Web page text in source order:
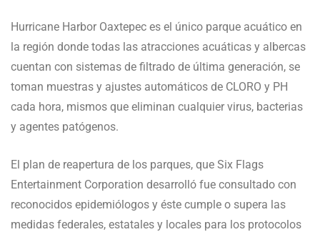
Hurricane Harbor Oaxtepec es el único parque acuático en
la región donde todas las atracciones acuáticas y albercas
cuentan con sistemas de filtrado de última generación, se
toman muestras y ajustes automáticos de CLORO y PH
cada hora, mismos que eliminan cualquier virus, bacterias
y agentes patógenos.
El plan de reapertura de los parques, que Six Flags
Entertainment Corporation desarrolló fue consultado con
reconocidos epidemiólogos y éste cumple o supera las
medidas federales, estatales y locales para los protocolos